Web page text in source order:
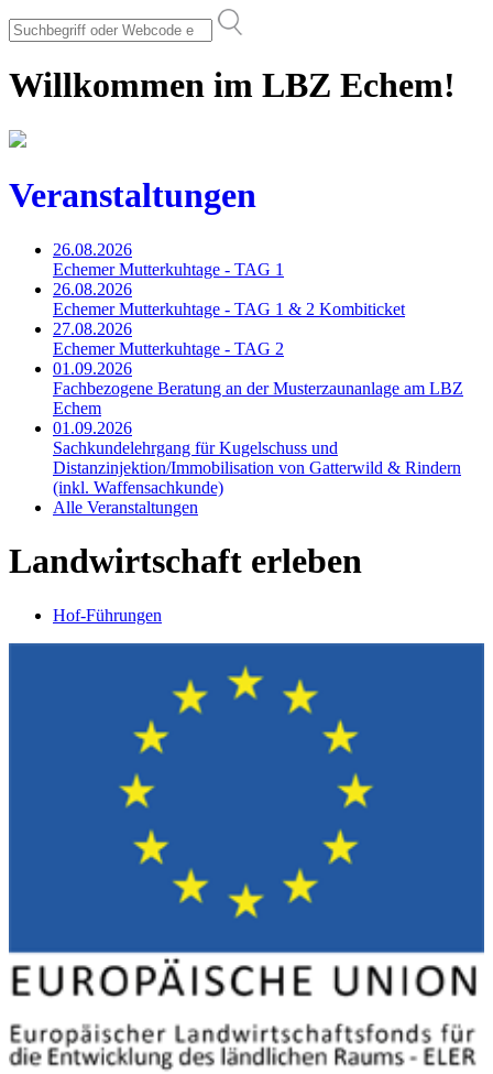
Willkommen im LBZ Echem!
Veranstaltungen
26.08.2026
Echemer Mutterkuhtage - TAG 1
26.08.2026
Echemer Mutterkuhtage - TAG 1 & 2 Kombiticket
27.08.2026
Echemer Mutterkuhtage - TAG 2
01.09.2026
Fachbezogene Beratung an der Musterzaunanlage am LBZ
Echem
01.09.2026
Sachkundelehrgang für Kugelschuss und
Distanzinjektion/Immobilisation von Gatterwild & Rindern
(inkl. Waffensachkunde)
Alle Veranstaltungen
Landwirtschaft erleben
Hof-Führungen